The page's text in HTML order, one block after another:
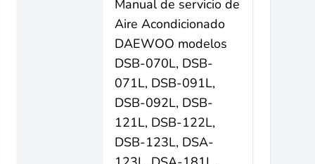
Manual de servicio de
Aire Acondicionado
DAEWOO modelos
DSB-070L, DSB-
071L, DSB-091L,
DSB-092L, DSB-
121L, DSB-122L,
DSB-123L, DSA-